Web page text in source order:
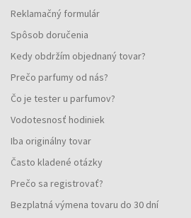
Reklamačný formulár
Spôsob doručenia
Kedy obdržím objednaný tovar?
Prečo parfumy od nás?
Čo je tester u parfumov?
Vodotesnosť hodiniek
Iba originálny tovar
Často kladené otázky
Prečo sa registrovať?
Bezplatná výmena tovaru do 30 dní